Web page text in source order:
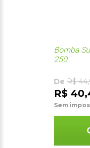
Bomba
250
De R$
R$
Sem